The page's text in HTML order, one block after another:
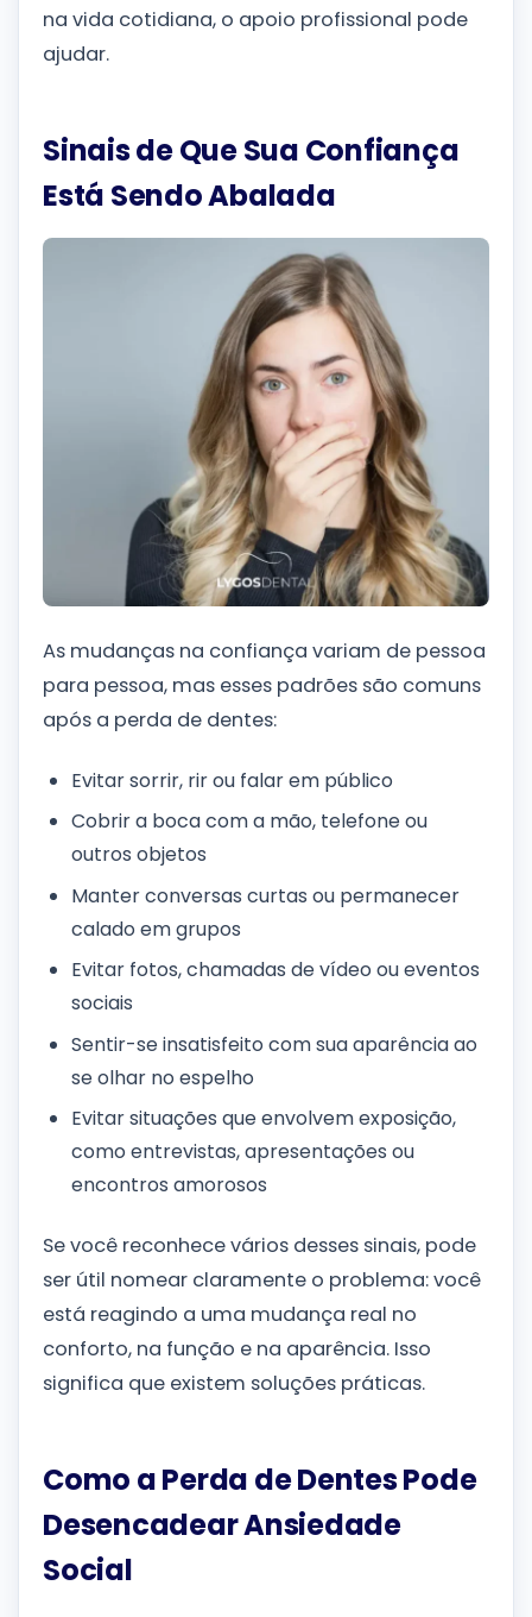
na vida cotidiana, o apoio profissional pode
ajudar.
Sinais de Que Sua Confiança
Está Sendo Abalada
As mudanças na confiança variam de pessoa
para pessoa, mas esses padrões são comuns
após a perda de dentes:
Evitar sorrir, rir ou falar em público
Cobrir a boca com a mão, telefone ou
outros objetos
Manter conversas curtas ou permanecer
calado em grupos
Evitar fotos, chamadas de vídeo ou eventos
sociais
Sentir-se insatisfeito com sua aparência ao
se olhar no espelho
Evitar situações que envolvem exposição,
como entrevistas, apresentações ou
encontros amorosos
Se você reconhece vários desses sinais, pode
ser útil nomear claramente o problema: você
está reagindo a uma mudança real no
conforto, na função e na aparência. Isso
significa que existem soluções práticas.
Como a Perda de Dentes Pode
Desencadear Ansiedade
Social